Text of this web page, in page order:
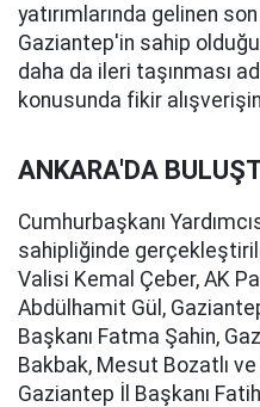
yatırımlarında gelinen
Gaziantep'in sahip
daha da ileri taşınması
konusunda fikir
ANKARA'DA
Cumhurbaşkanı
sahipliğinde
Valisi Kemal Çeber, AK
Abdülhamit Gül,
Başkanı Fatma Şahin,
Bakbak, Mesut Bozatlı
Gaziantep İl Başkanı